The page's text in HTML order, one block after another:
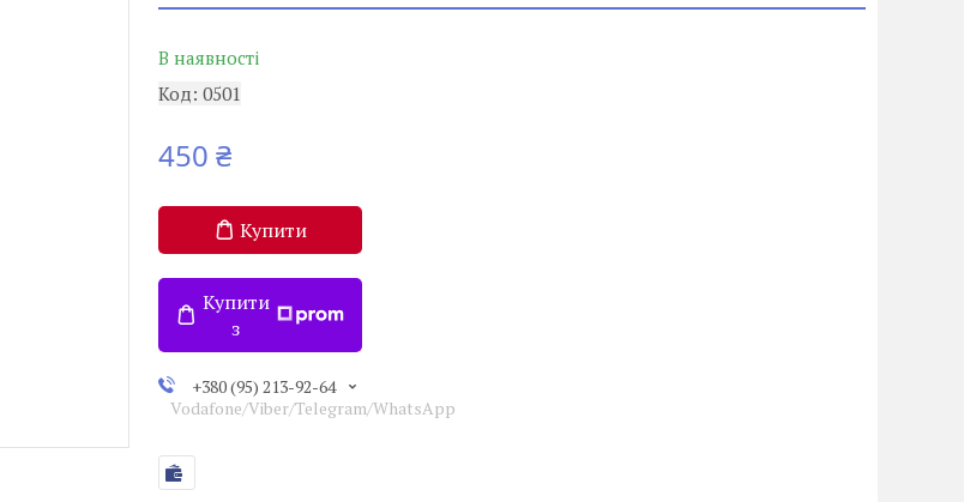
В наявності
Код: 0501
450 ₴
Купити
Купити
з
+380 (95) 213-92-64
Vodafone/Viber/Telegram/WhatsApp